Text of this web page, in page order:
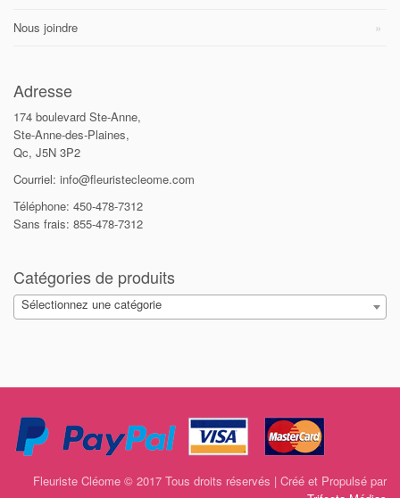
Nous joindre
Adresse
174 boulevard Ste-Anne,
Ste-Anne-des-Plaines,
Qc, J5N 3P2
Courriel: info@fleuristecleome.com
Téléphone: 450-478-7312
Sans frais: 855-478-7312
Catégories de produits
Sélectionnez une catégorie
Fleuriste Cléome © 2017 Tous droits réservés | Créé et Propulsé par